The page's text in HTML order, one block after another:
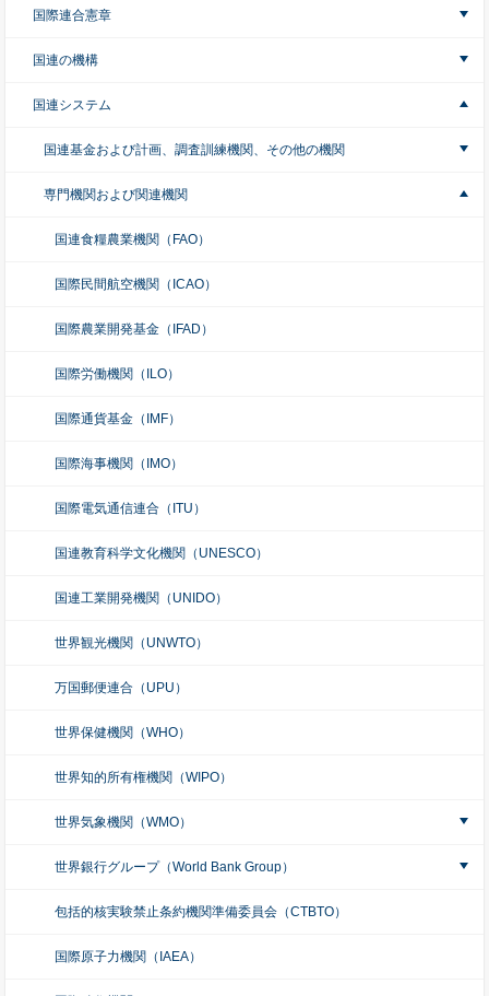
国際連合憲章
国連の機構
国連システム
国連基金および計画、調査訓練機関、その他の機関
専門機関および関連機関
国連食糧農業機関（FAO）
国際民間航空機関（ICAO）
国際農業開発基金（IFAD）
国際労働機関（ILO）
国際通貨基金（IMF）
国際海事機関（IMO）
国際電気通信連合（ITU）
国連教育科学文化機関（UNESCO）
国連工業開発機関（UNIDO）
世界観光機関（UNWTO）
万国郵便連合（UPU）
世界保健機関（WHO）
世界知的所有権機関（WIPO）
世界気象機関（WMO）
世界銀行グループ（World Bank Group）
包括的核実験禁止条約機関準備委員会（CTBTO）
国際原子力機関（IAEA）